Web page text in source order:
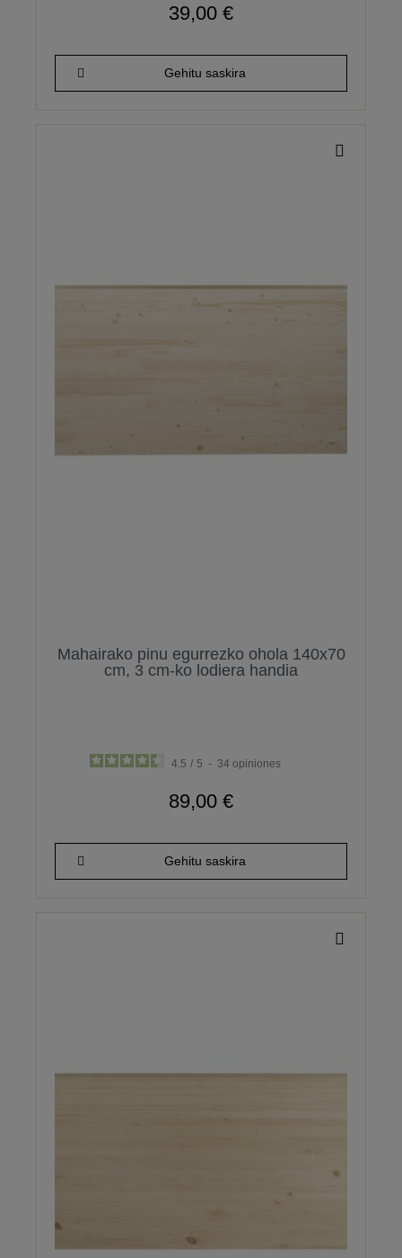
39,00 €
Gehitu saskira
Mahairako pinu egurrezko ohola 140x70
cm, 3 cm-ko lodiera handia
4.5 / 5 - 34opiniones
89,00 €
Gehitu saskira